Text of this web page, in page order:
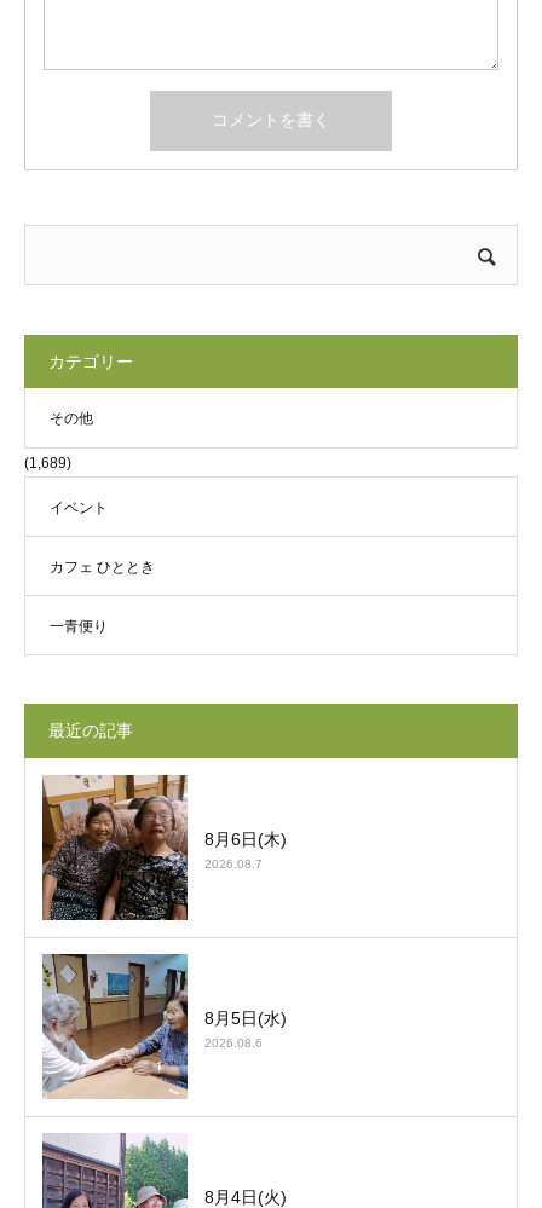
カテゴリー
その他
(1,689)
イベント
カフェ ひととき
一青便り
最近の記事
8月6日(木)
2026.08.7
8月5日(水)
2026.08.6
8月4日(火)